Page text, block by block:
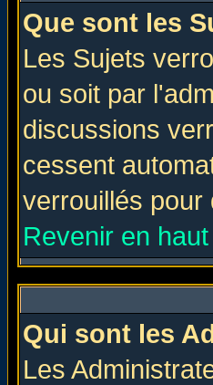
Que sont les
Les Sujets
ou soit par
discussions
cessent
verrouillés pour
Revenir en haut
Qui sont les
Les